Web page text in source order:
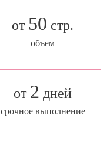
от 50 стр.
объем
от 2 дней
срочное выполнение